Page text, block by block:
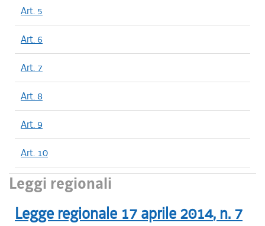
Art. 5
Art. 6
Art. 7
Art. 8
Art. 9
Art. 10
Leggi regionali
Legge regionale 17 aprile 2014, n. 7